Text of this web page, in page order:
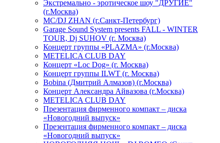
Экстремально - эротическое шоу "ДРУГИЕ"
(г.Москва)
МС/DJ ZHAN (г.Санкт-Петербург)
Garage Sound System presents FALL - WINTER
TOUR, Dj SUHOV (г. Москва)
Концерт группы «PLAZMA» (г.Москва)
METELICA CLUB DAY
Концерт «Loc Dog» (г. Москва)
Концерт группы ILWT (г. Москва)
Bobina (Дмитрий Алмазов) (г.Москва)
Концерт Александра Айвазова (г.Москва)
METELICA CLUB DAY
Презентация фирменного компакт – диска
«Новогодний выпуск»
Презентация фирменного компакт – диска
«Новогодний выпуск»